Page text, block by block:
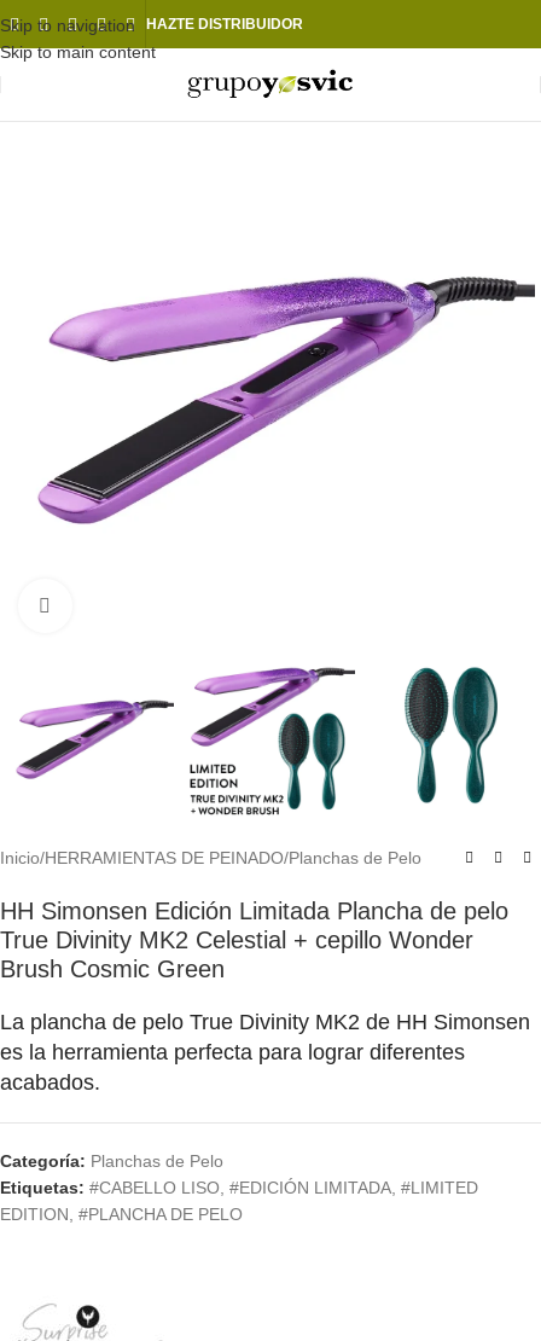
Skip to navigation
Skip to main content
HAZTE DISTRIBUIDOR
Inicio/HERRAMIENTAS DE PEINADO/Planchas de Pelo
HH Simonsen Edición Limitada Plancha de pelo
True Divinity MK2 Celestial + cepillo Wonder
Brush Cosmic Green
La plancha de pelo True Divinity MK2 de HH Simonsen
es la herramienta perfecta para lograr diferentes
acabados.
Categoría: Planchas de Pelo
Etiquetas: #CABELLO LISO, #EDICIÓN LIMITADA, #LIMITED
EDITION, #PLANCHA DE PELO